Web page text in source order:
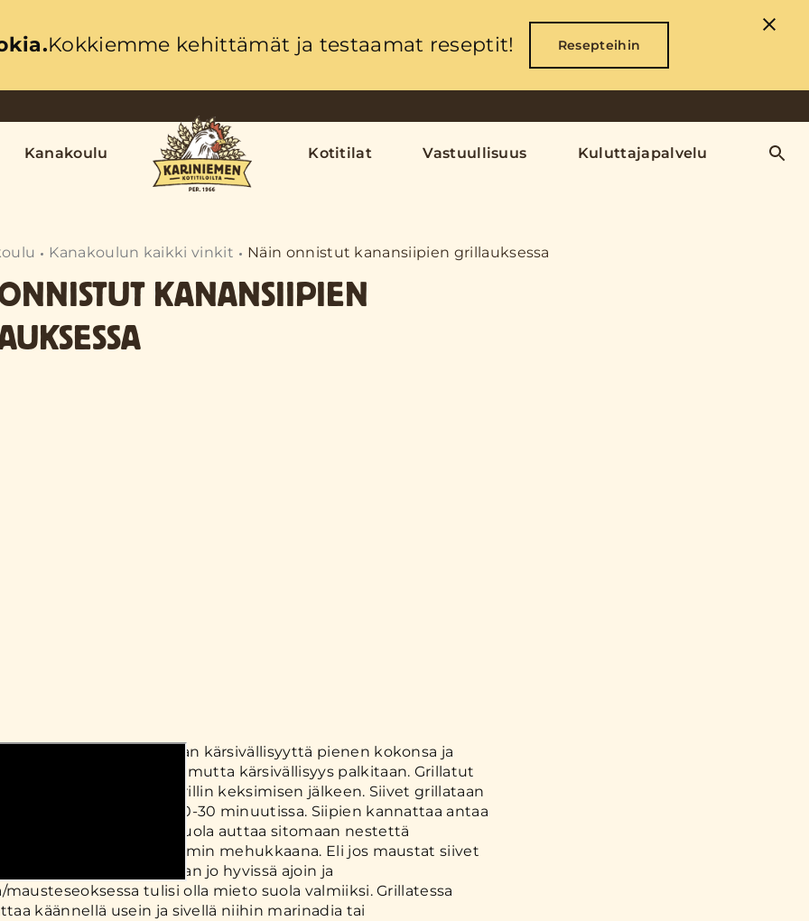
Kokkiemme kehittämät ja testaamat reseptit! Resepteihin
Kanakoulu Kotitilat Vastuullisuus Kuluttajapalvelu
Kanakoulun kaikki vinkit Näin onnistut kanansiipien grillauksessa
KANANSIIPIEN
grillaus vaatii hieman kärsivällisyyttä pienen kokonsa ja
myötä määränsä vuoksi, mutta kärsivällisyys palkitaan. Grillatut
ovat parasta sitten grillin keksimisen jälkeen. Siivet grillataan
ja ne kypsyvät noin 20-30 minuutissa. Siipien kannattaa antaa
ennen grillausta. Suola auttaa sitomaan nestettä
jolloin tuote pysyy paremmin mehukkaana. Eli jos maustat siivet
ne laittaa maustumaan jo hyvissä ajoin ja
mausteseoksessa tulisi olla mieto suola valmiiksi. Grillatessa
käännellä usein ja sivellä niihin marinadia tai